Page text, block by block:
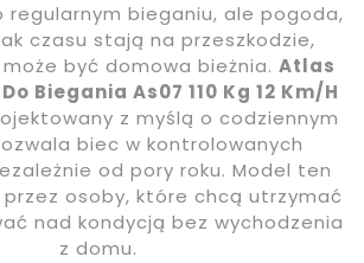
regularnym bieganiu, ale pogoda,
czasu stają na przeszkodzie,
być domowa bieżnia. Atlas
Biegania As07 110 Kg 12 Km/H
z myślą o codziennym
biec w kontrolowanych
od pory roku. Model ten
osoby, które chcą utrzymać
nad kondycją bez wychodzenia
z domu.